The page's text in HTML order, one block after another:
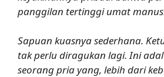
panggilan tertinggi umat
Sapuan kuasnya sederhana.
tak perlu diragukan lagi. Ini
seorang pria yang, lebih dari